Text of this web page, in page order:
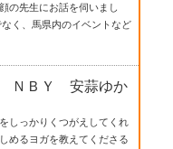
の先生にお話を伺いまし
く、馬県内のイベントなど
ＮＢＹ 安蒜ゆか
しっかりくつがえしてくれ
めるヨガを教えてくださる